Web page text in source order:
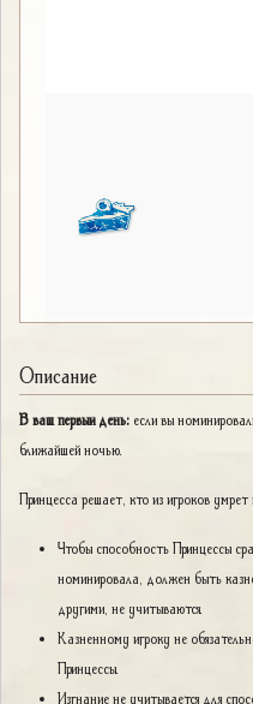
Описание
В ваш первый день: если вы
ближайшей ночью.
Принцесса решает, кто из игроков умрет
Чтобы способность Принцессы
номинировала, должен быть
другими, не учитываются.
Казненному игроку не
Принцессы.
Изгнание не учитывается для